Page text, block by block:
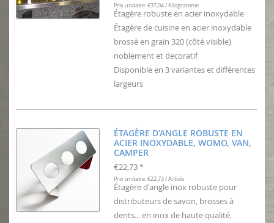
Prix unitaire: €37,04 / Kilogramme
Étagère robuste en acier inoxydable
Étagère de cuisine en acier inoxydable
brossè en grain 320 (côté visible)
noblement et decoratif
Disponible en 3 variantes et différentes
largeurs
ÉTAGÈRE D'ANGLE ROBUSTE EN
ACIER INOXYDABLE, WOMO, VAN,
CAMPER
€22,73 *
Prix unitaire: €22,73 / Article
Étagère d'angle inox robuste pour
distributeurs de savon, brosses à
dents... en inox de haute qualité,